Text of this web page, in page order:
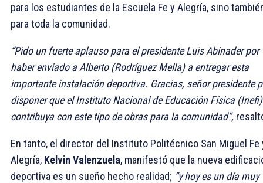
para los estudiantes de la Escuela Fe y Alegría, sino
para toda la comunidad.
“Pido un fuerte aplauso para el presidente Luis Abinader por
haber enviado a Alberto (Rodríguez Mella) a entregar esta
importante instalación deportiva. Gracias, señor presidente
disponer que el Instituto Nacional de Educación Física (Inefi)
contribuya con este tipo de obras para la comunidad”,
En tanto, el director del Instituto Politécnico San Miguel Fe
Alegría, Kelvin Valenzuela, manifestó que la nueva
deportiva es un sueño hecho realidad; “y hoy es un día muy